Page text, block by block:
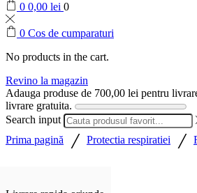
0 0,00 lei 0
0 Cos de cumparaturi
No products in the cart.
Revino la magazin
Adauga produse de 700,00 lei pentru
livrare gratuita.
Search input
Prima pagină / Protectia respiratiei /